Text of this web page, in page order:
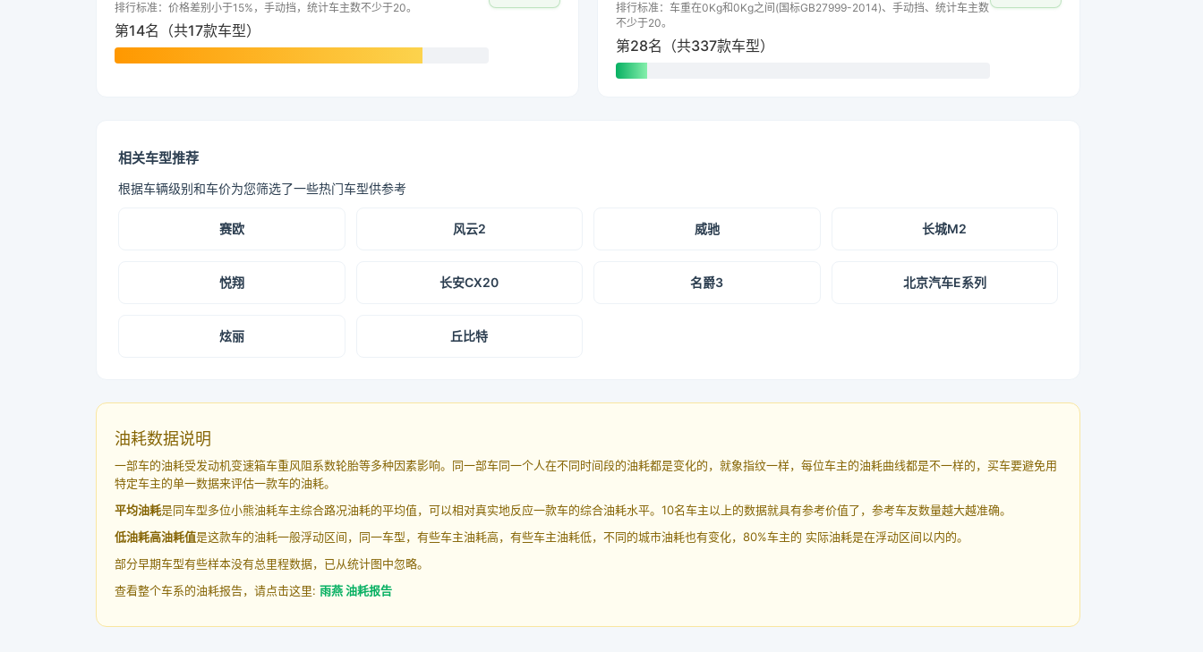
排行标准：价格差别小于15%，手动挡，统计车主数不少于20。
第14名（共17款车型）
排行标准：车重在0Kg和0Kg之间(国标GB27999-2014)、手动挡、统计车主数
不少于20。
第28名（共337款车型）
相关车型推荐
根据车辆级别和车价为您筛选了一些热门车型供参考
赛欧 风云2 威驰 长城M2
悦翔 长安CX20 名爵3 北京汽车E系列
炫丽 丘比特
油耗数据说明
一部车的油耗受发动机变速箱车重风阻系数轮胎等多种因素影响。同一部车同一个人在不同时间段的油耗都是变化的，就象指纹一样，每位车主的油耗曲线都是不一样的，买车要避免用
特定车主的单一数据来评估一款车的油耗。
平均油耗是同车型多位小熊油耗车主综合路况油耗的平均值，可以相对真实地反应一款车的综合油耗水平。10名车主以上的数据就具有参考价值了，参考车友数量越大越准确。
低油耗高油耗值是这款车的油耗一般浮动区间，同一车型，有些车主油耗高，有些车主油耗低，不同的城市油耗也有变化，80%车主的 实际油耗是在浮动区间以内的。
部分早期车型有些样本没有总里程数据，已从统计图中忽略。
查看整个车系的油耗报告，请点击这里: 雨燕 油耗报告